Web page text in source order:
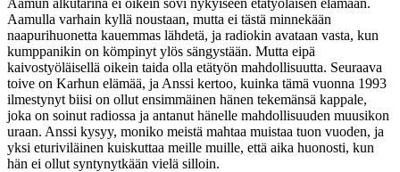
Aamulla varhain kyllä noustaan, mutta ei tästä minnekään
naapurihuonetta kauemmas lähdetä, ja radiokin avataan vasta, kun
kumppanikin on kömpinyt ylös sängystään. Mutta eipä
kaivostyöläisellä oikein taida olla etätyön mahdollisuutta. Seuraava
toive on Karhun elämää, ja Anssi kertoo, kuinka tämä vuonna 1993
ilmestynyt biisi on ollut ensimmäinen hänen tekemänsä kappale,
joka on soinut radiossa ja antanut hänelle mahdollisuuden muusikon
uraan. Anssi kysyy, moniko meistä mahtaa muistaa tuon vuoden, ja
yksi eturiviläinen kuiskuttaa meille muille, että aika huonosti, kun
hän ei ollut syntynytkään vielä silloin.